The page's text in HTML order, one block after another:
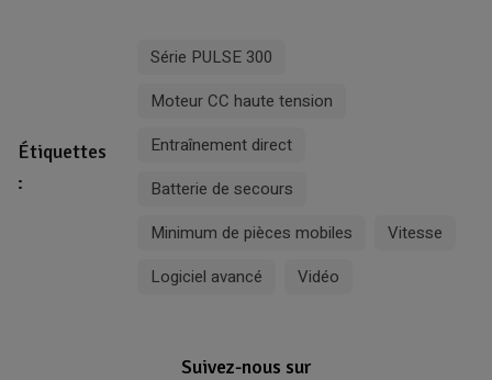
Étiquettes
:
Série PULSE 300
Moteur CC haute tension
Entraînement direct
Batterie de secours
Minimum de pièces mobiles
Vitesse
Logiciel avancé
Vidéo
Suivez-nous sur